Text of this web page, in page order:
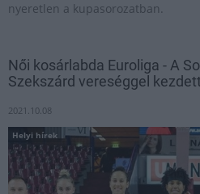
nyeretlen a kupasorozatban.
Női kosárlabda Euroliga - A
Szekszárd vereséggel kezdett
2021.10.08
Helyi hírek